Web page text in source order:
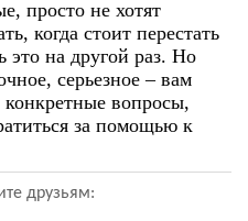
просто не хотят
когда стоит перестать
это на другой раз. Но
серьезное – вам
конкретные вопросы,
за помощью к
друзьям: